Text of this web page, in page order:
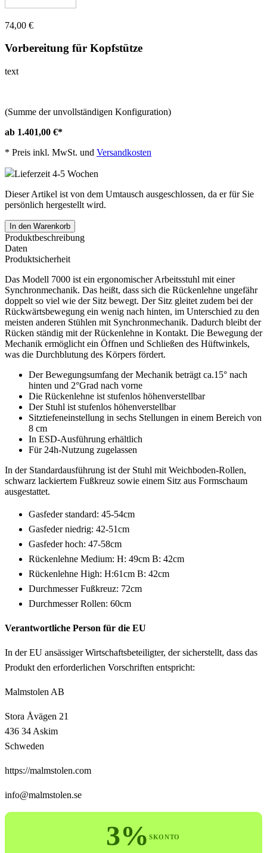
74,00 €
Vorbereitung für Kopfstütze
text
(Summe der unvollständigen Konfiguration)
ab 1.401,00 €*
* Preis inkl. MwSt. und Versandkosten
Lieferzeit 4-5 Wochen
Dieser Artikel ist von dem Umtausch ausgeschlossen, da er für Sie
persönlich hergestellt wird.
In den Warenkorb
Produktbeschreibung
Daten
Produktsicherheit
Das Modell 7000 ist ein ergonomischer Arbeitsstuhl mit einer
Synchronmechanik. Das heißt, dass sich die Rückenlehne ungefähr
doppelt so viel wie der Sitz bewegt. Der Sitz gleitet zudem bei der
Rückwärtsbewegung ein wenig nach hinten, im Unterschied zu den
meisten anderen Stühlen mit Synchronmechanik. Dadurch bleibt der
Rücken ständig mit der Rückenlehne in Kontakt. Die Bewegung der
Mechanik ermöglicht ein Öffnen und Schließen des Hüftwinkels,
was die Durchblutung des Körpers fördert.
Der Bewegungsumfang der Mechanik beträgt ca.15° nach
hinten und 2°Grad nach vorne
Die Rückenlehne ist stufenlos höhenverstellbar
Der Stuhl ist stufenlos höhenverstellbar
Sitztiefeneinstellung in sechs Stellungen in einem Bereich von
8 cm
In ESD-Ausführung erhältlich
Für 24h-Nutzung zugelassen
In der Standardausführung ist der Stuhl mit Weichboden-Rollen,
schwarz lackiertem Fußkreuz sowie einem Sitz aus Formschaum
ausgestattet.
Gasfeder standard: 45-54cm
Gasfeder niedrig: 42-51cm
Gasfeder hoch: 47-58cm
Rückenlehne Medium: H: 49cm B: 42cm
Rückenlehne High: H:61cm B: 42cm
Durchmesser Fußkreuz: 72cm
Durchmesser Rollen: 60cm
Verantwortliche Person für die EU
In der EU ansässiger Wirtschaftsbeteiligter, der sicherstellt, dass das
Produkt den erforderlichen Vorschriften entspricht:
Malmstolen AB
Stora Åvägen 21
436 34 Askim
Schweden
https://malmstolen.com
info@malmstolen.se
3%SKONTO